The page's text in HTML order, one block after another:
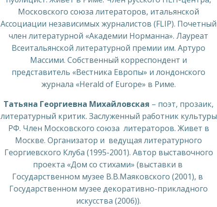
Московского союза литераторов, итальянской
Ассоциации независимых журналистов (FLIP). Почетный
член литературной «Академии Норманна». Лауреат
Всеитальянской литературной премии им. Артуро
Массими. Собственный корреспондент и
представитель «Вестника Европы» и лондонского
журнала «Herald of Europe» в Риме.
Татьяна Георгиевна Михайловская – поэт, прозаик,
литературный критик. Заслуженный работник культуры
РФ. Член Московского союза литераторов. Живет в
Москве. Организатор и ведущая литературного
Георгиевского Клуба (1995-2001). Автор выставочного
проекта «Дом со стихами» (выставки в
Государственном музее В.В.Маяковского (2001), в
Государственном музее декоративно-прикладного
искусства (2006)).